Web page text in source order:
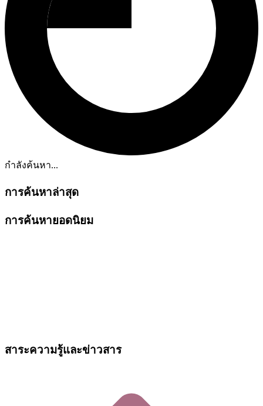
กำลังค้นหา...
การค้นหาล่าสุด
การค้นหายอดนิยม
สาระความรู้และข่าวสาร